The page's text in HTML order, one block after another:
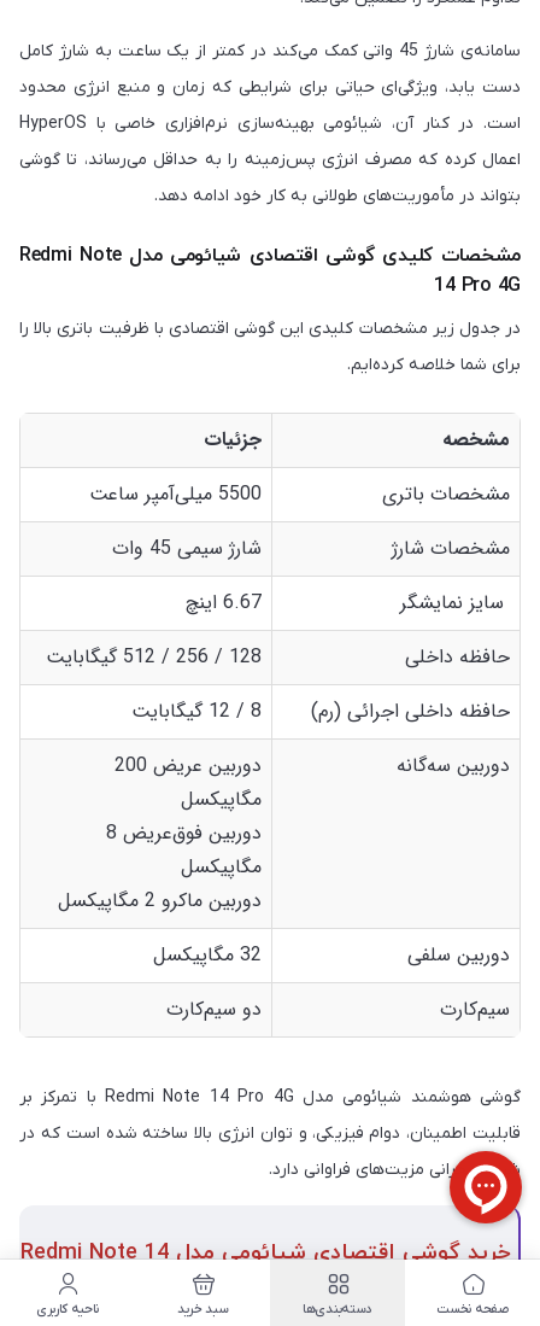
سامانه‌ی شارژ 45 واتی کمک می‌کند در کمتر از یک ساعت به شارژ کامل
دست یابد، ویژگی‌ای حیاتی برای شرایطی که زمان و منبع انرژی محدود
است. در کنار آن، شیائومی بهینه‌سازی نرم‌افزاری خاصی با HyperOS
اعمال کرده که مصرف انرژی پس‌زمینه را به حداقل می‌رساند، تا گوشی
بتواند در مأموریت‌های طولانی به کار خود ادامه دهد.
مشخصات کلیدی گوشی اقتصادی شیائومی مدل Redmi Note
14 Pro 4G
در جدول زیر مشخصات کلیدی این گوشی اقتصادی با ظرفیت باتری بالا را
برای شما خلاصه کرده‌ایم.
مشخصه
جزئیات
مشخصات باتری
5500 میلی‌آمپر ساعت
مشخصات شارژ
شارژ سیمی 45 وات
سایز نمایشگر
6.67 اینچ
حافظه داخلی
128 / 256 / 512 گیگابایت
حافظه داخلی اجرائی (رم)
8 / 12 گیگابایت
دوربین سه‌گانه
دوربین عریض 200
مگاپیکسل
دوربین فوق‌عریض 8
مگاپیکسل
دوربین ماکرو 2 مگاپیکسل
دوربین سلفی
32 مگاپیکسل
سیم‌کارت
دو سیم‌کارت
گوشی هوشمند شیائومی مدل Redmi Note 14 Pro 4G با تمرکز بر
قابلیت اطمینان، دوام فیزیکی، و توان انرژی بالا ساخته شده است که در
شرایط بحرانی مزیت‌های فراوانی دارد.
خرید گوشی اقتصادی شیائومی مدل Redmi Note 14
از فروشگاه تخصصی گوشی آنلاین صفحه نخست دسته‌بندی‌ها سبد خرید ناحیه کاربری